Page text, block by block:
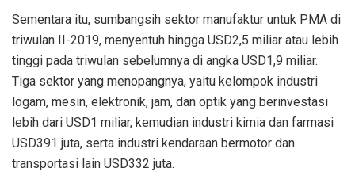
Sementara itu, sumbangsih sektor manufaktur untuk PMA di
triwulan II-2019, menyentuh hingga USD2,5 miliar atau lebih
tinggi pada triwulan sebelumnya di angka USD1,9 miliar.
Tiga sektor yang menopangnya, yaitu kelompok industri
logam, mesin, elektronik, jam, dan optik yang berinvestasi
lebih dari USD1 miliar, kemudian industri kimia dan farmasi
USD391 juta, serta industri kendaraan bermotor dan
transportasi lain USD332 juta.